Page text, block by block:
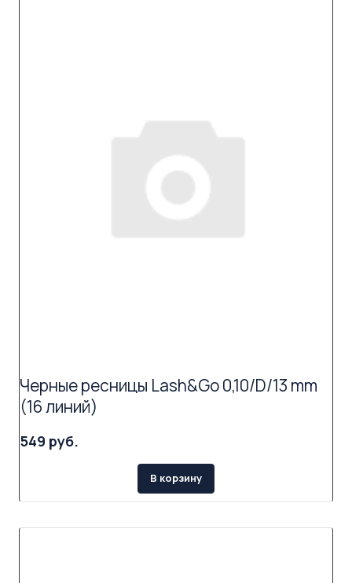
Черные ресницы Lash&Go 0,10/D/13 mm
(16 линий)
549 руб.
В корзину